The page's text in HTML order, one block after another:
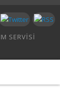
SERVISI